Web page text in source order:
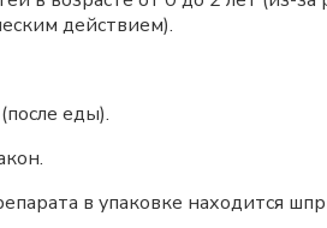
действием).
еды).
в упаковке находится